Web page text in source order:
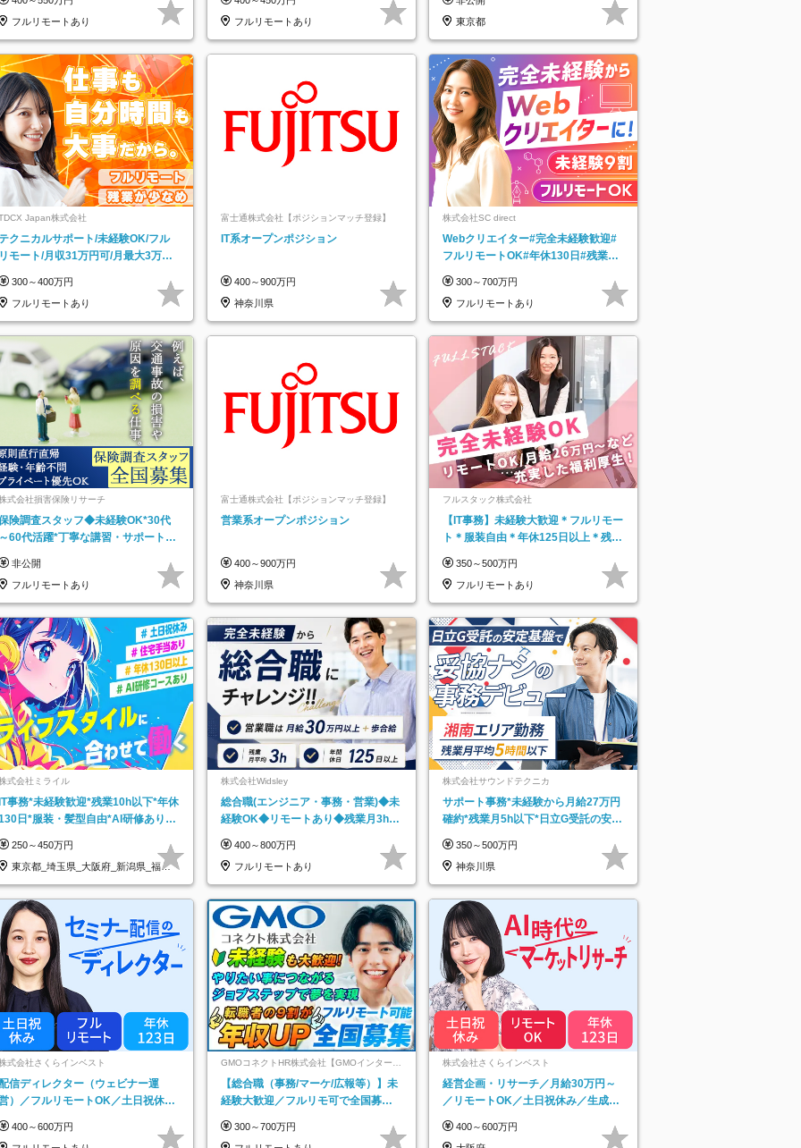
フルリモートあり
フルリモートあり
東京都
Japan株式会社
クニカルサポート/未経験OK/フル
モート/月収31万円可/月最大3万の
300～400万円
フルリモートあり
富士通株式会社【ポジションマッチ登録】
IT系オープンポジション
400～900万円
神奈川県
株式会社SC direct
Webクリエイター#完全未経験歓迎#
フルリモートOK#年休130日#残業月
300～700万円
フルリモートあり
式会社損害保険リサーチ
険調査スタッフ◆未経験OK*30代
60代活躍*丁寧な講習・サポートあ
非公開
フルリモートあり
富士通株式会社【ポジションマッチ登録】
営業系オープンポジション
400～900万円
神奈川県
フルスタック株式会社
【IT事務】未経験大歓迎＊フルリモー
ト＊服装自由＊年休125日以上＊残業
350～500万円
フルリモートあり
式会社ミライル
事務*未経験歓迎*残業10h以下*年休
日*服装・髪型自由*AI研修あり*
250～450万円
東京都_埼玉県_大阪府_新潟県_福岡
株式会社Widsley
総合職(エンジニア・事務・営業)◆未
経験OK◆リモートあり◆残業月3h◆
400～800万円
フルリモートあり
株式会社サウンドテクニカ
サポート事務*未経験から月給27万円
確約*残業月5h以下*日立G受託の安定
350～500万円
神奈川県
式会社さくらインベスト
信ディレクター（ウェビナー運
）／フルリモートOK／土日祝休み
400～600万円
GMOコネクトHR株式会社【GMOインターネ
ットグループ】
【総合職（事務/マーケ/広報等）】未
経験大歓迎／フルリモ可で全国募
★
300～700万円
株式会社さくらインベスト
経営企画・リサーチ／月給30万円～
／リモートOK／土日祝休み／生成AI
400～600万円